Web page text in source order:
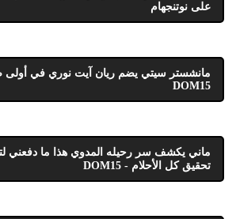
على نوتنجهام
مانشستر سيتي يضم ريان آيت نوري في
DOM15
ماني يكشف سر رحيله المدوي هذا ما دفعني
تحقيق كل الأحلام - DOM15